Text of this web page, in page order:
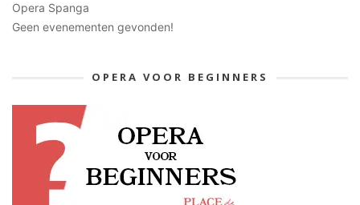
Opera Spanga
Geen evenementen gevonden!
OPERA VOOR BEGINNERS